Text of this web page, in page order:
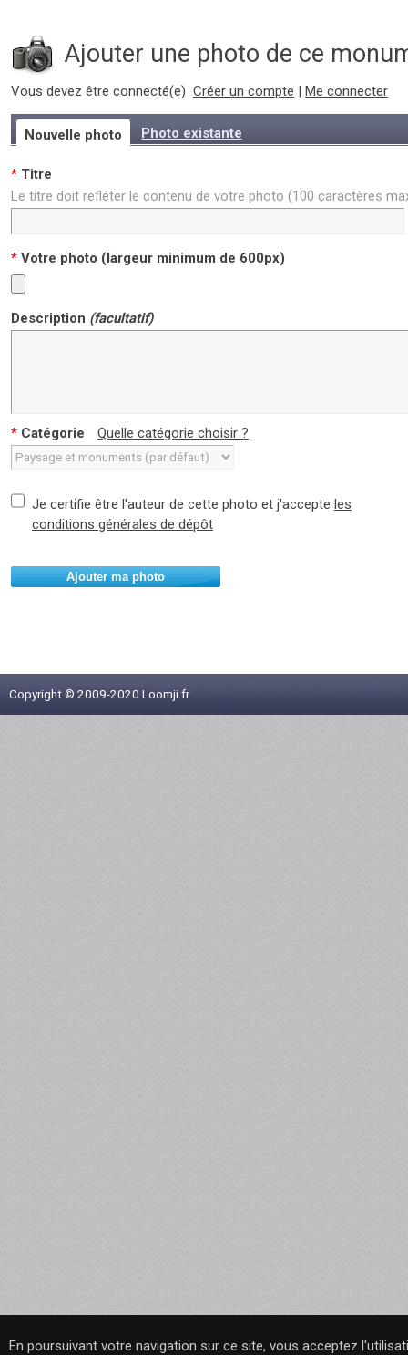
Ajouter une photo de ce
Vous devez être connecté(e) Créer un compte | Me connecter
Nouvelle photo Photo existante
* Titre
Le titre doit refléter le contenu de votre photo (100 caractères
* Votre photo (largeur minimum de 600px)
Description (facultatif)
* Catégorie Quelle catégorie choisir ?
Je certifie être l'auteur de cette photo et j'accepte les
conditions générales de dépôt
Ajouter ma photo
Copyright © 2009-2020 Loomji.fr
En poursuivant votre navigation sur ce site, vous acceptez